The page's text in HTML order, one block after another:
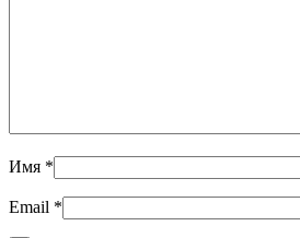
Имя *
Email *